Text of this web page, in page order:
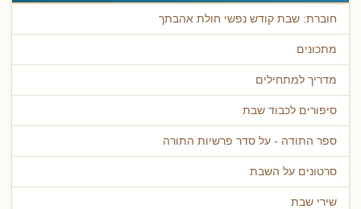
חוברת: שבת קודש נפשי חולת אהבתך
מתכונים
מדריך למתחילים
סיפורים לכבוד שבת
ספר התודה - על סדר פרשיות התורה
סרטונים על השבת
שירי שבת